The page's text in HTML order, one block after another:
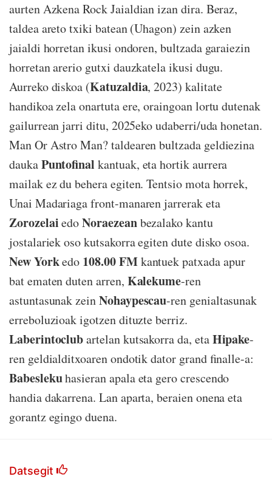
aurten Azkena Rock Jaialdian izan dira. Beraz,
taldea areto txiki batean (Uhagon) zein azken
jaialdi horretan ikusi ondoren, bultzada garaiezin
horretan arerio gutxi dauzkatela ikusi dugu.
Aurreko diskoa (Katuzaldia, 2023) kalitate
handikoa zela onartuta ere, oraingoan lortu dutenak
gailurrean jarri ditu, 2025eko udaberri/uda honetan.
Man Or Astro Man? taldearen bultzada geldiezina
daukaPuntofinal kantuak, eta hortik aurrera
mailak ez du behera egiten. Tentsio mota horrek,
Unai Madariaga front-manaren jarrerak eta
ZorozelaiedoNoraezeanbezalako kantu
jostalariek oso kutsakorra egiten dute disko osoa.
New Yorkedo 108.00 FMkantuek patxada apur
bat ematen duten arren, Kalekume-ren
astuntasunak zeinNohaypescau-ren genialtasunak
erreboluzioak igotzen dituzte berriz.
Laberintoclubartelan kutsakorra da, etaHipake-
ren geldialditxoaren ondotik dator grand finalle-a:
Babeslekuhasieran apala eta gero crescendo
handia dakarrena. Lan aparta, beraien onena eta
gorantz egingo duena.
Datsegit